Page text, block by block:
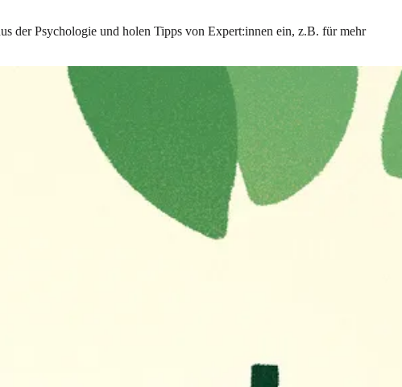
der Psychologie und holen Tipps von Expert:innen ein, z.B. für mehr